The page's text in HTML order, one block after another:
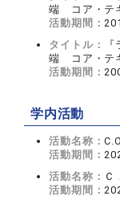
端 コア・テ
活動期間：
タイトル：
端 コア・テ
活動期間：
学内活動
活動名称：
活動期間：
活動名称： Ｃ
活動期間：